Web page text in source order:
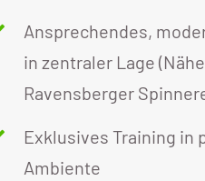
Ansprechendes,
in zentraler Lage (Nähe
Ravensberger
Exklusives Training in
Ambiente